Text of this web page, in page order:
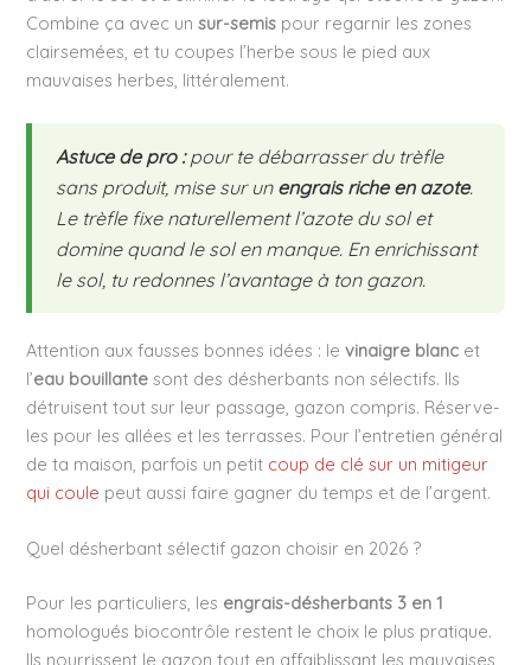
Combine ça avec unsur-semis pour regarnir les zones
clairsemées, et tu coupes l’herbe sous le pied aux
mauvaises herbes, littéralement.
Astuce de pro :pour te débarrasser du trèfle
sans produit, mise sur un engrais riche en azote.
Le trèfle fixe naturellement l’azote du sol et
domine quand le sol en manque. En enrichissant
le sol, tu redonnes l’avantage à ton gazon.
Attention aux fausses bonnes idées : levinaigre blanc et
l’eau bouillante sont des désherbants non sélectifs. Ils
détruisent tout sur leur passage, gazon compris. Réserve-
les pour les allées et les terrasses. Pour l’entretien général
de ta maison, parfois un petit coup de clé sur un mitigeur
qui coule peut aussi faire gagner du temps et de l’argent.
Quel désherbant sélectif gazon choisir en 2026 ?
Pour les particuliers, les engrais-désherbants 3 en 1
homologués biocontrôle restent le choix le plus pratique.
Ils nourrissent le gazon tout en affaiblissant les mauvaises